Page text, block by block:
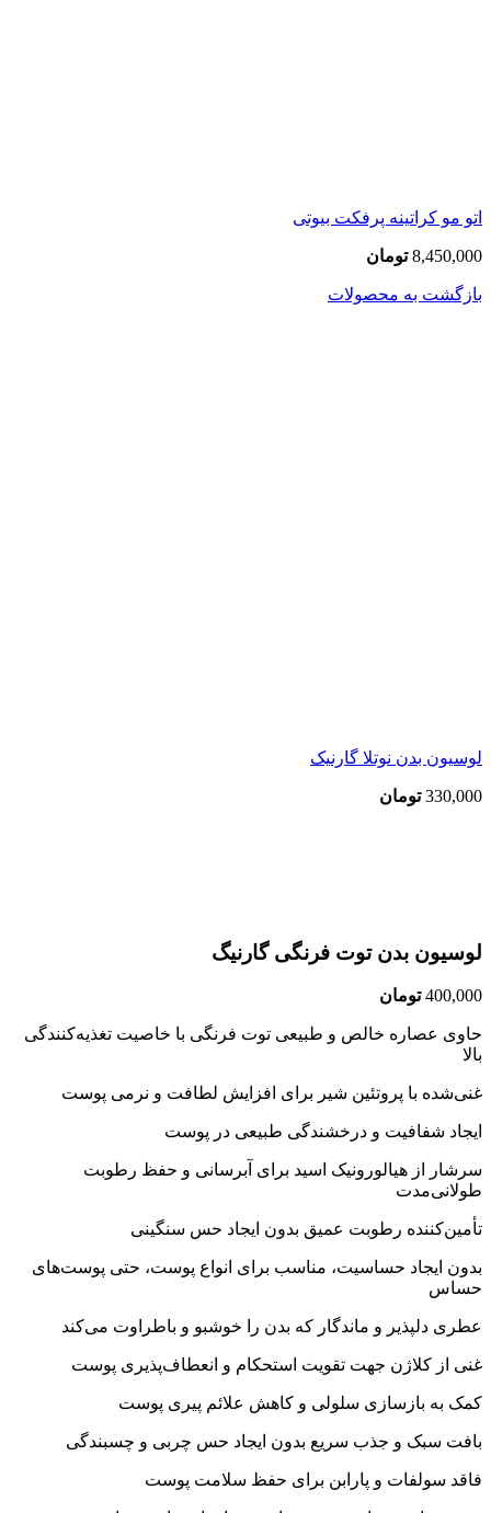
اتو مو کراتینه پرفکت بیوتی
8,450,000 تومان
بازگشت به محصولات
لوسیون بدن نوتلا گارنیک
330,000 تومان
لوسیون بدن توت فرنگی گارنیگ
400,000 تومان
حاوی عصاره خالص و طبیعی توت فرنگی با خاصیت تغذیه‌کنندگی
بالا
غنی‌شده با پروتئین شیر برای افزایش لطافت و نرمی پوست
ایجاد شفافیت و درخشندگی طبیعی در پوست
سرشار از هیالورونیک اسید برای آبرسانی و حفظ رطوبت
طولانی‌مدت
تأمین‌کننده رطوبت عمیق بدون ایجاد حس سنگینی
بدون ایجاد حساسیت، مناسب برای انواع پوست، حتی پوست‌های
حساس
عطری دلپذیر و ماندگار که بدن را خوشبو و باطراوت می‌کند
غنی از کلاژن جهت تقویت استحکام و انعطاف‌پذیری پوست
کمک به بازسازی سلولی و کاهش علائم پیری پوست
بافت سبک و جذب سریع بدون ایجاد حس چربی و چسبندگی
فاقد سولفات و پارابن برای حفظ سلامت پوست